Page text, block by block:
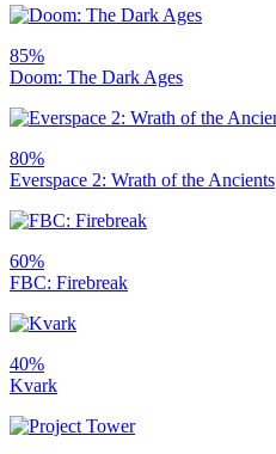
85%
Doom: The Dark Ages
80%
Everspace 2: Wrath of the Ancients
60%
FBC: Firebreak
40%
Kvark